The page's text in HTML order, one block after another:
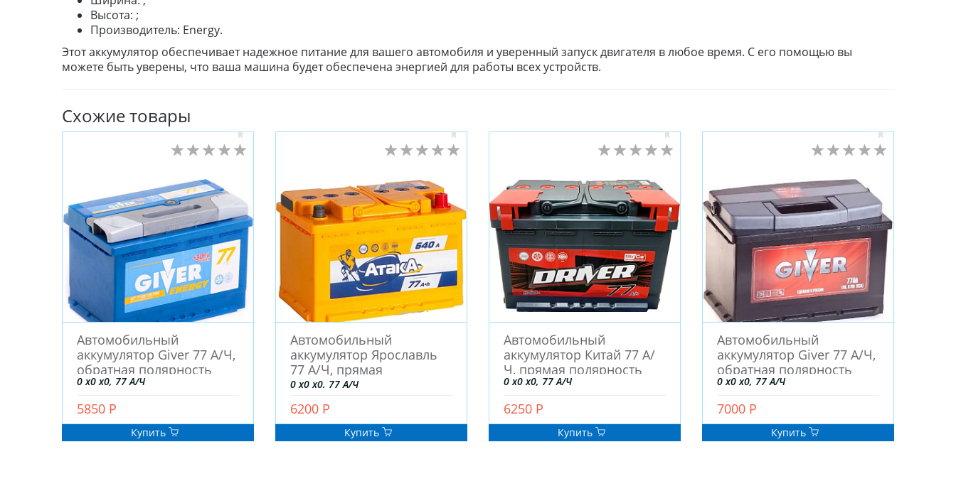
Высота: ;
Производитель: Energy.
Этот аккумулятор обеспечивает надежное питание для вашего автомобиля и уверенный запуск двигателя в любое время. С его помощью вы
можете быть уверены, что ваша машина будет обеспечена энергией для работы всех устройств.
Схожие товары
Автомобильный
аккумулятор Giver 77 А/Ч,
обратная полярность
0 x0 x0, 77 А/Ч
5850 Р
Купить
Автомобильный
аккумулятор Ярославль
77 А/Ч, прямая
полярность
0 x0 x0, 77 А/Ч
6200 Р
Купить
Автомобильный
аккумулятор Китай 77 А/
Ч, прямая полярность
0 x0 x0, 77 А/Ч
6250 Р
Купить
Автомобильный
аккумулятор Giver 77 А/Ч,
обратная полярность
0 x0 x0, 77 А/Ч
7000 Р
Купить